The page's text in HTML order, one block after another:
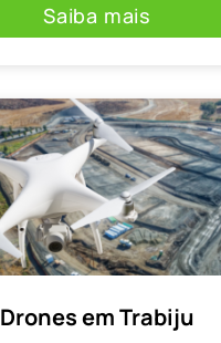
Saiba mais
Drones em Trabiju